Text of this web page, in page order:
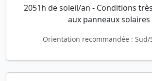
2051h de soleil/an - Conditions
aux panneaux solaires
Orientation recommandée : Sud/